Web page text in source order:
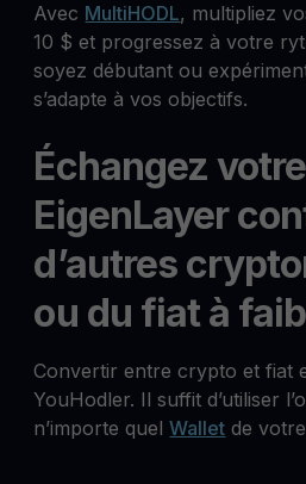
Avec MultiHODL, multipliez
10 $ et progressez à votre
soyez débutant ou
s’adapte à vos objectifs.
Échangez votre
EigenLayer
d’autres
ou du fiat à
Convertir entre crypto et fiat
YouHodler. Il suffit d’utiliser
n’importe quelWallet de